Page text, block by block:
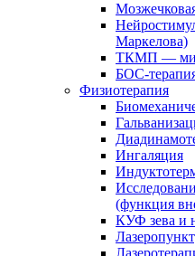
Маркелова)
ТКМП —
БОС-
Физиотерапия
Ингаляция
(функция
КУФ зева и